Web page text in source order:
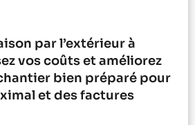
par l’extérieur à
vos coûts et améliorez
bien préparé pour
et des factures